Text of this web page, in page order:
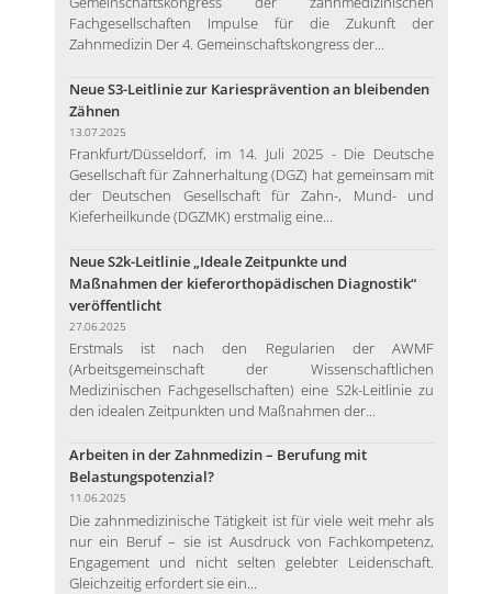
Fachgesellschaften Impulse für die Zukunft der
Zahnmedizin Der 4. Gemeinschaftskongress der...
Neue S3-Leitlinie zur Kariesprävention an bleibenden
Zähnen
13.07.2025
Frankfurt/Düsseldorf, im 14. Juli 2025 - Die Deutsche
Gesellschaft für Zahnerhaltung (DGZ) hat gemeinsam mit
der Deutschen Gesellschaft für Zahn-, Mund- und
Kieferheilkunde (DGZMK) erstmalig eine...
Neue S2k-Leitlinie „Ideale Zeitpunkte und
Maßnahmen der kieferorthopädischen Diagnostik“
veröffentlicht
27.06.2025
Erstmals ist nach den Regularien der AWMF
(Arbeitsgemeinschaft der Wissenschaftlichen
Medizinischen Fachgesellschaften) eine S2k-Leitlinie zu
den idealen Zeitpunkten und Maßnahmen der...
Arbeiten in der Zahnmedizin – Berufung mit
Belastungspotenzial?
11.06.2025
Die zahnmedizinische Tätigkeit ist für viele weit mehr als
nur ein Beruf – sie ist Ausdruck von Fachkompetenz,
Engagement und nicht selten gelebter Leidenschaft.
Gleichzeitig erfordert sie ein...